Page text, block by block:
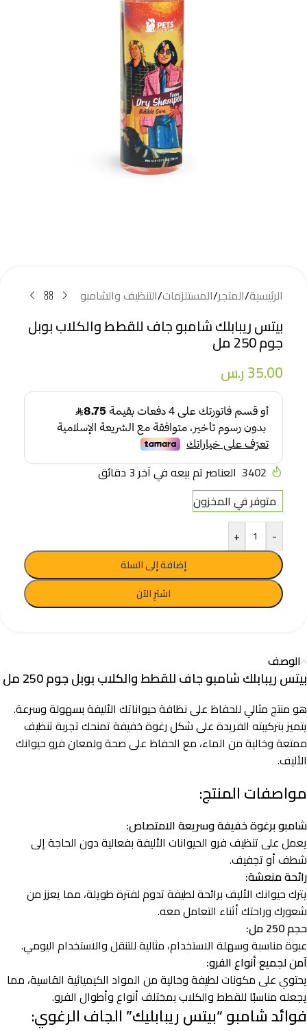
الرئيسية/المتجر/المستلزمات/التنظيف والشامبو
بيتس ريبابلك شامبو جاف للقطط والكلاب بوبل
جوم 250 مل
35.00ر.س
3402 العناصر تم بيعه في آخر 3 دقائق
متوفر في المخزون
-
+
إضافة إلى السلة
اشترِ الآن
الوصف
بيتس ريبابلك شامبو جاف للقطط والكلاب بوبل جوم 250 مل
هو منتج مثالي للحفاظ على نظافة حيواناتك الأليفة بسهولة وسرعة.
يتميز بتركيبته الفريدة على شكل رغوة خفيفة تمنحك تجربة تنظيف
ممتعة وخالية من الماء، مع الحفاظ على صحة ولمعان فرو حيوانك
الأليف.
مواصفات المنتج:
شامبو برغوة خفيفة وسريعة الامتصاص:
يعمل على تنظيف فرو الحيوانات الأليفة بفعالية دون الحاجة إلى
شطف أو تجفيف.
رائحة منعشة:
يترك حيوانك الأليف برائحة لطيفة تدوم لفترة طويلة، مما يعزز من
شعورك وراحتك أثناء التعامل معه.
حجم 250 مل:
عبوة مناسبة وسهلة الاستخدام، مثالية للتنقل والاستخدام اليومي.
آمن لجميع أنواع الفرو:
يحتوي على مكونات لطيفة وخالية من المواد الكيميائية القاسية، مما
يجعله مناسبًا للقطط والكلاب بمختلف أنواع وأطوال الفرو.
فوائد شامبو “بيتس ريبابليك” الجاف الرغوي: